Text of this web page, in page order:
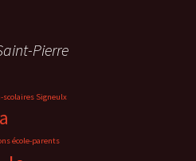
Pierre
Signeulx
école-parents